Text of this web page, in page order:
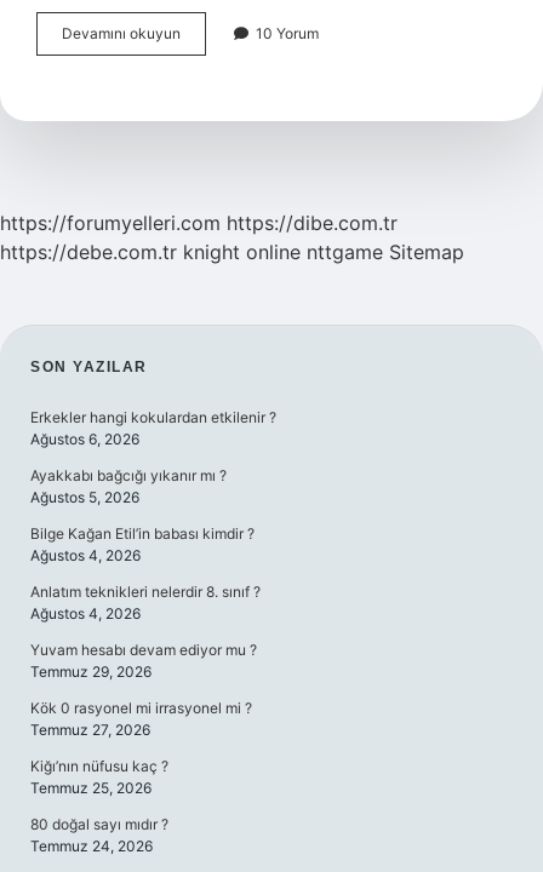
Devamını okuyun
Posta
Nerede
10 Yorum
https://forumyelleri.com https://dibe.com.tr
https://debe.com.tr knight online nttgame Sitemap
SIDEBAR
SON YAZILAR
Erkekler hangi kokulardan etkilenir ?
Ağustos 6, 2026
Ayakkabı bağcığı yıkanır mı ?
Ağustos 5, 2026
Bilge Kağan Etil’in babası kimdir ?
Ağustos 4, 2026
Anlatım teknikleri nelerdir 8. sınıf ?
Ağustos 4, 2026
Yuvam hesabı devam ediyor mu ?
Temmuz 29, 2026
Kök 0 rasyonel mi irrasyonel mi ?
Temmuz 27, 2026
Kiğı’nın nüfusu kaç ?
Temmuz 25, 2026
80 doğal sayı mıdır ?
Temmuz 24, 2026